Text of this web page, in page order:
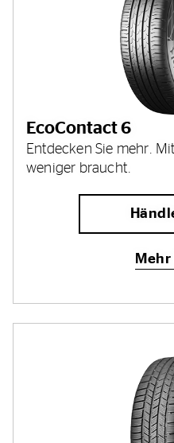
EcoContact 6
Entdecken Sie mehr.
weniger braucht.